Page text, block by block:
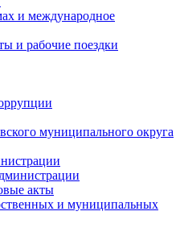
и международное
и рабочие поездки
муниципального округа
акты
и муниципальных